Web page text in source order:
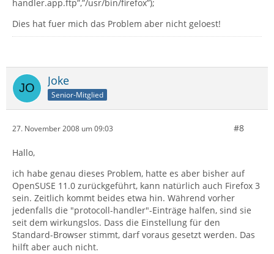
handler.app.ftp”,”/usr/bin/firefox”);
Dies hat fuer mich das Problem aber nicht geloest!
Joke
Senior-Mitglied
27. November 2008 um 09:03 #8
Hallo,
ich habe genau dieses Problem, hatte es aber bisher auf
OpenSUSE 11.0 zurückgeführt, kann natürlich auch Firefox 3
sein. Zeitlich kommt beides etwa hin. Während vorher
jedenfalls die "protocoll-handler"-Einträge halfen, sind sie
seit dem wirkungslos. Dass die Einstellung für den
Standard-Browser stimmt, darf voraus gesetzt werden. Das
hilft aber auch nicht.